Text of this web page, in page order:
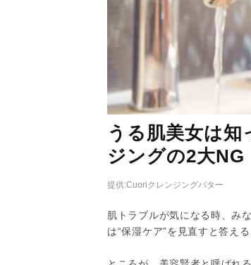
うる肌美女は
ジングの2大NG
提供:Cuoriクレンジングバター
肌トラブルが気になる時、み
は“保湿ケア”を見直すと答える